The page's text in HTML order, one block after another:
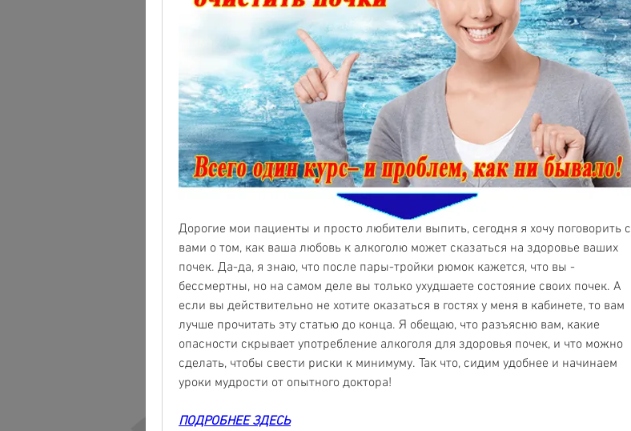
Дорогие мои пациенты и просто любители выпить, сегодня я хочу поговорить с
вами о том, как ваша любовь к алкоголю может сказаться на здоровье ваших
почек. Да-да, я знаю, что после пары-тройки рюмок кажется, что вы -
бессмертны, но на самом деле вы только ухудшаете состояние своих почек. А
если вы действительно не хотите оказаться в гостях у меня в кабинете, то вам
лучше прочитать эту статью до конца. Я обещаю, что разъясню вам, какие
опасности скрывает употребление алкоголя для здоровья почек, и что можно
сделать, чтобы свести риски к минимуму. Так что, сидим удобнее и начинаем
уроки мудрости от опытного доктора!
ПОДРОБНЕЕ ЗДЕСЬ